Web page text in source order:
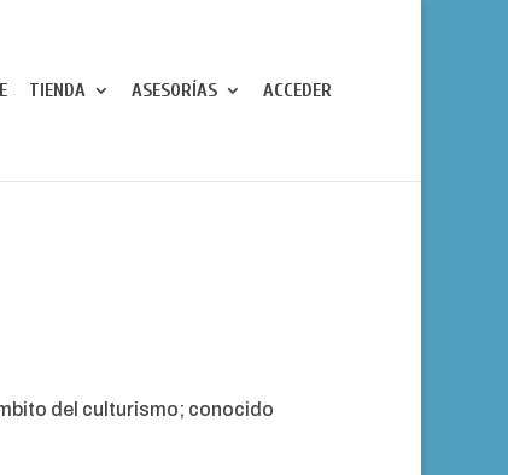
TIENDA ASESORÍAS ACCEDER
del culturismo; conocido